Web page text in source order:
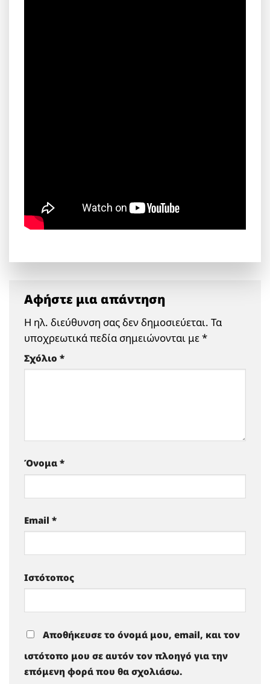
Αφήστε μια απάντηση
Η ηλ. διεύθυνση σας δεν δημοσιεύεται. Τα
υποχρεωτικά πεδία σημειώνονται με*
Σχόλιο *
Όνομα *
Email *
Ιστότοπος
Αποθήκευσε το όνομά μου, email, και τον
ιστότοπο μου σε αυτόν τον πλοηγό για την
επόμενη φορά που θα σχολιάσω.